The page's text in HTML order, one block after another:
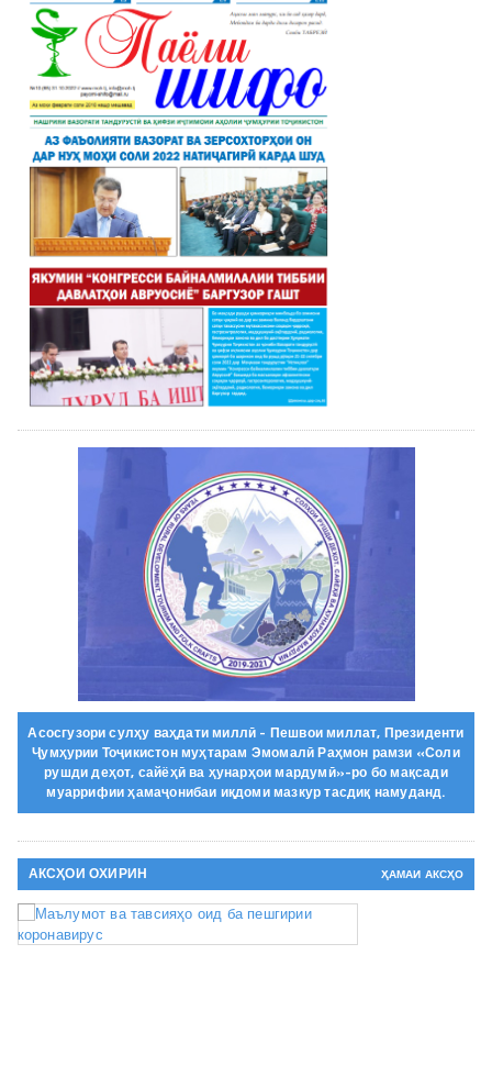
Асосгузори сулҳу ваҳдати миллӣ - Пешвои миллат, Президенти
Ҷумҳурии Тоҷикистон муҳтарам Эмомалӣ Раҳмон рамзи «Соли
рушди деҳот, сайёҳӣ ва ҳунарҳои мардумӣ»-ро бо мақсади
муаррифии ҳамаҷонибаи иқдоми мазкур тасдиқ намуданд.
АКСҲОИ ОХИРИН ҲАМАИ АКСҲО